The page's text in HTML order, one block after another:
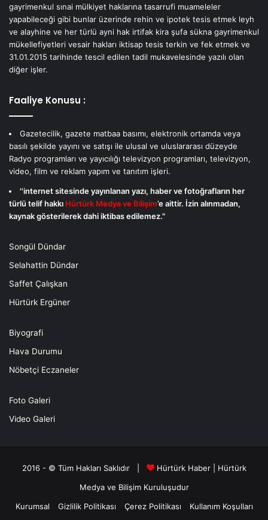
gayrimenkul sınai mülkiyet haklarına tasarrufi muameleler
yapabileceği gibi bunlar üzerinde rehin ve ipotek tesis etmek leyh
ve alayhine ve her türlü ayni hak irtifak kira şufa sükna gayrimenkul
mükellefiyetleri vesair hakları iktisap tesis terkin ve fek etmek ve
31.01.2015 tarihinde tescil edilen tadil mukavelesinde yazılı olan
diğer işler.
Faaliye Konusu :
Gazetecilik, gazete matbaa basımı, elektronik ortamda veya
basılı şekilde yayını ve satışı ile ulusal ve uluslararası düzeyde
Radyo programları ve yayıcılığı televizyon programları, televizyon,
video, film ve reklam yapım ve tanıtım işleri.
''internet sitesinde yayınlanan yazı, haber ve fotoğrafların her
türlü telif hakkı Hürtürk Medya ve Bilişim’e aittir. İzin alınmadan,
kaynak gösterilerek dahi iktibas edilemez."
Songül Dündar
Selahattin Dündar
Saffet Çalışkan
Hürtürk Ergüner
Biyografi
Hava Durumu
Nöbetçi Eczaneler
Foto Galeri
Video Galeri
2016 - © Tüm Hakları Saklıdır | Hürtürk Haber
Hürtürk
Medya ve BilişimKuruluşudur
Kurumsal
Gizlilik Politikası Çerez Politikası Kullanım Koşulları